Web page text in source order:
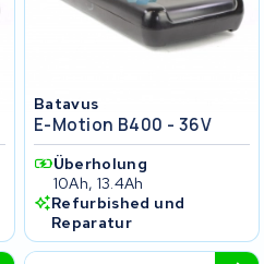
Batavus
E-Motion B400 - 36V
Überholung
10Ah, 13.4Ah
Refurbished und
Reparatur